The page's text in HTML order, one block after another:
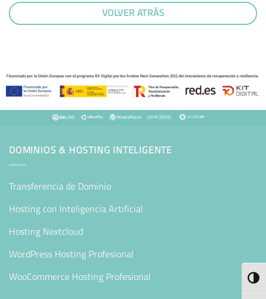
VOLVER ATRÁS
DOMINIOS & HOSTING INTELIGENTE
Transferencia de Dominio
Hosting con Inteligencia Artificial
Hosting Nextcloud
WordPress Hosting Profesional
WooCommerce Hosting Profesional